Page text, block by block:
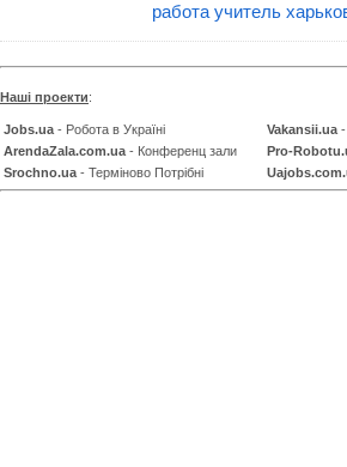
работа учитель
Наші проекти:
Jobs.ua - Робота в Україні Vakansii.ua -
ArendaZala.com.ua - Конференц зали Pro-
Srochno.ua - Терміново Потрібні